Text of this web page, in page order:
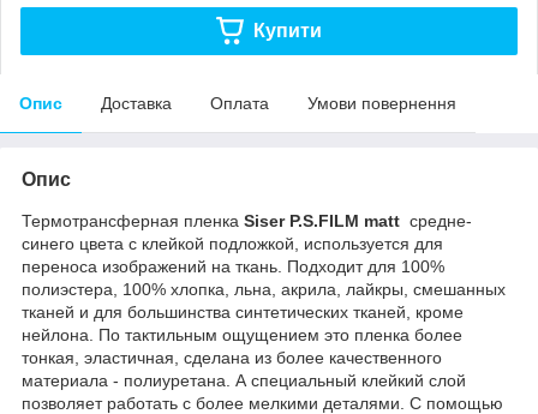
Купити
Опис Доставка Оплата Умови повернення
Опис
Термотрансферная пленка Siser P.S.FILM matt средне-
синего цвета с клейкой подложкой, используется для
переноса изображений на ткань. Подходит для 100%
полиэстера, 100% хлопка, льна, акрила, лайкры, смешанных
тканей и для большинства синтетических тканей, кроме
нейлона. По тактильным ощущением это пленка более
тонкая, эластичная, сделана из более качественного
материала - полиуретана. А специальный клейкий слой
позволяет работать с более мелкими деталями. С помощью